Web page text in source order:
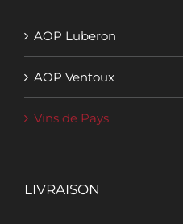
AOP Luberon
AOP Ventoux
Vins de Pays
LIVRAISON